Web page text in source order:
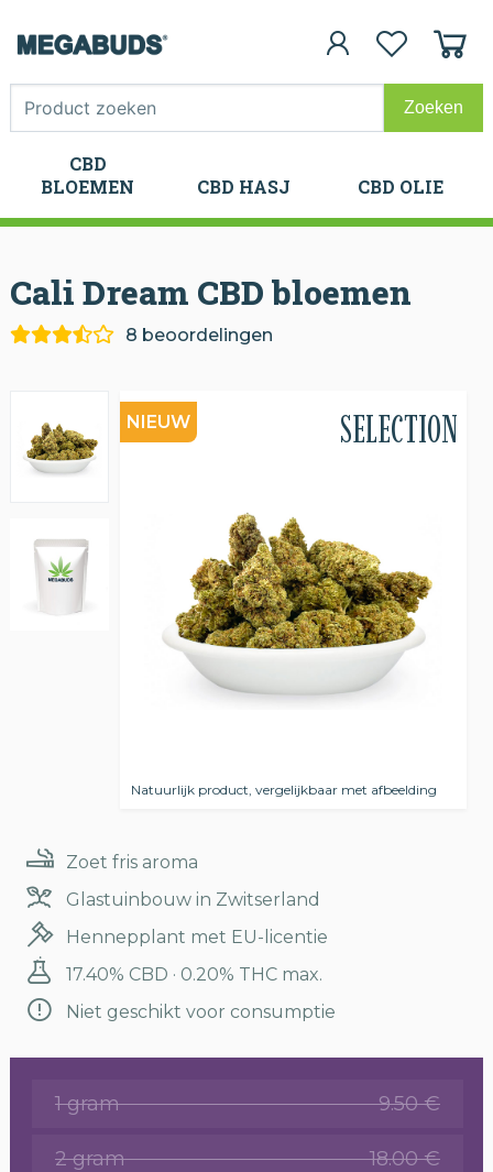
CBD
BLOEMEN
CBD HASJ CBD OLIE
CBD
BLOEMEN
CBD HASJ CBD OLIE
Cali Dream CBD bloemen
8 beoordelingen
NIEUW SELECTION
Natuurlijk product, vergelijkbaar met afbeelding
Zoet fris aroma
Glastuinbouw in Zwitserland
Hennepplant met EU-licentie
17.40% CBD · 0.20% THC max.
Niet geschikt voor consumptie
1 gram 9.50 €
2 gram 18.00 €